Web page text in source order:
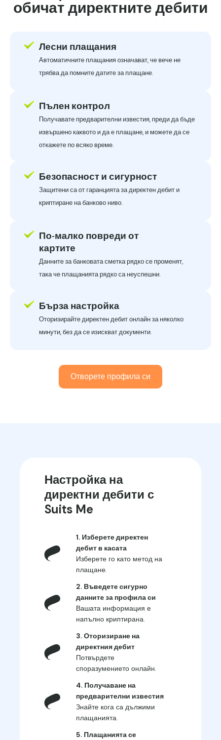
обичат директните дебити
Лесни плащания
Автоматичните плащания означават, че вече не
трябва да помните датите за плащане.
Пълен контрол
Получавате предварителни известия, преди да бъде
извършено каквото и да е плащане, и можете да се
откажете по всяко време.
Безопасност и сигурност
Защитени са от гаранцията за директен дебит и
криптиране на банково ниво.
По-малко повреди от
картите
Данните за банковата сметка рядко се променят,
така че плащанията рядко са неуспешни.
Бърза настройка
Оторизирайте директен дебит онлайн за няколко
минути, без да се изискват документи.
Отворете профила си
Настройка на
директни дебити с
Suits Me
1. Изберете директен
дебит в касата
Изберете го като метод на
плащане.
2. Въведете сигурно
данните за профила си
Вашата информация е
напълно криптирана.
3. Оторизиране на
директния дебит
Потвърдете
споразумението онлайн.
4. Получаване на
предварителни известия
Знайте кога са дължими
плащанията.
5. Плащанията се